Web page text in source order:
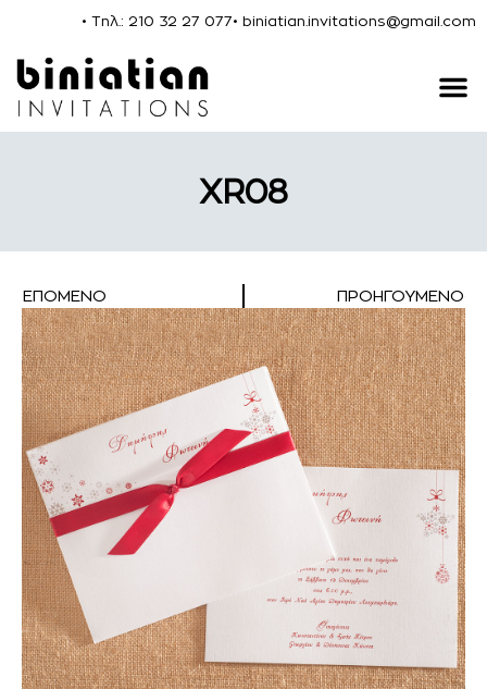
• Τηλ.: 210 32 27 077• biniatian.invitations@gmail.com
XR08
ΕΠΌΜΕΝΟ ΠΡΟΗΓΟΎΜΕΝΟ